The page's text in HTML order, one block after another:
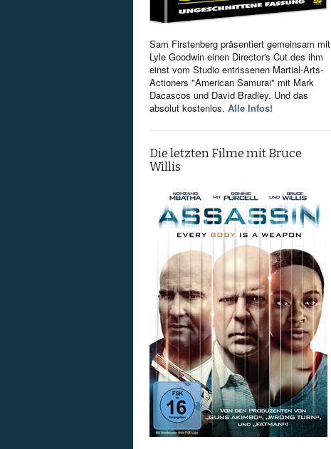
Sam Firstenberg präsentiert gemeinsam mit
Lyle Goodwin einen Director's Cut des ihm
einst vom Studio entrissenen Martial-Arts-
Actioners "American Samurai" mit Mark
Dacascos und David Bradley. Und das
absolut kostenlos. Alle Infos!
Die letzten Filme mit Bruce
Willis